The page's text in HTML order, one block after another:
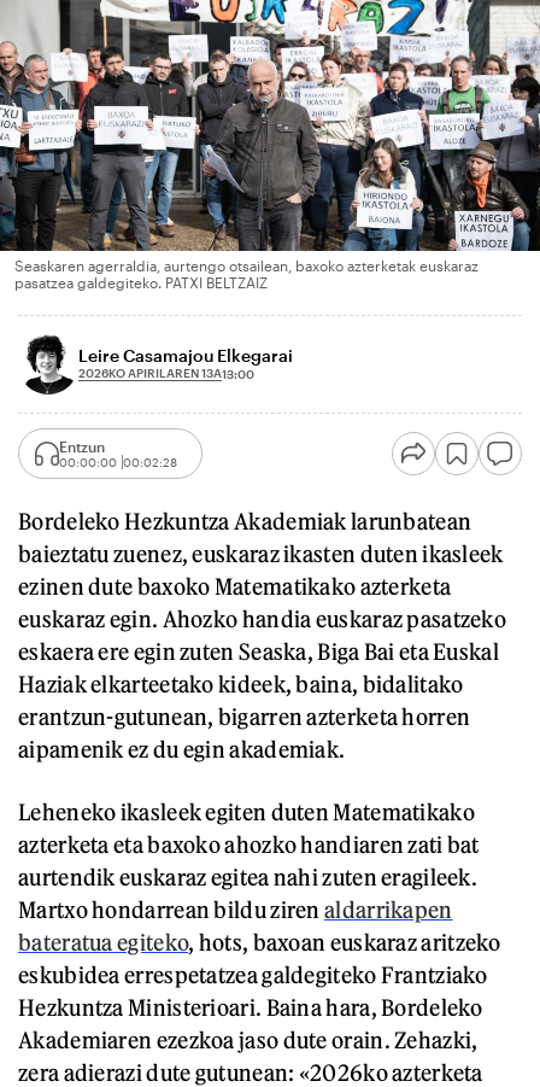
Seaskaren agerraldia, aurtengo otsailean, baxoko azterketak euskaraz
pasatzea galdegiteko. PATXI BELTZAIZ
Leire Casamajou Elkegarai
2026KO APIRILAREN 13A13:00
Entzun
00:00:00 00:02:28
Bordeleko Hezkuntza Akademiak larunbatean
baieztatu zuenez, euskaraz ikasten duten ikasleek
ezinen dute baxoko Matematikako azterketa
euskaraz egin. Ahozko handia euskaraz pasatzeko
eskaera ere egin zuten Seaska, Biga Bai eta Euskal
Haziak elkarteetako kideek, baina, bidalitako
erantzun-gutunean, bigarren azterketa horren
aipamenik ez du egin akademiak.
Leheneko ikasleek egiten duten Matematikako
azterketa eta baxoko ahozko handiaren zati bat
aurtendik euskaraz egitea nahi zuten eragileek.
Martxo hondarrean bildu zirenaldarrikapen
bateratua egiteko, hots, baxoan euskaraz aritzeko
eskubidea errespetatzea galdegiteko Frantziako
Hezkuntza Ministerioari. Baina hara, Bordeleko
Akademiaren ezezkoa jaso dute orain. Zehazki,
zera adierazi dute gutunean: «2026ko azterketa